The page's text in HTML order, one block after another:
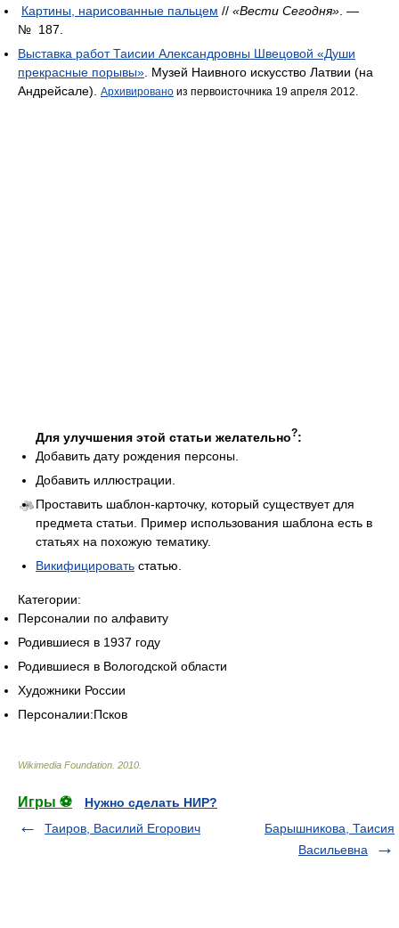
Картины, нарисованные пальцем // «Вести Сегодня» . —
№ 187.
Выставка работ Таисии Александровны Швецовой «Души
прекрасные порывы» . Музей Наивного искусство Латвии (на
Андрейсале).
Архивировано из первоисточника 19 апреля 2012.
Для улучшения этой статьи желательно?:
Добавить дату рождения персоны.
Добавить иллюстрации.
Проставить шаблон-карточку, который существует для
предмета статьи. Пример использования шаблона есть в
статьях на похожую тематику.
Викифицировать статью.
Категории:
Персоналии по алфавиту
Родившиеся в 1937 году
Родившиеся в Вологодской области
Художники России
Персоналии:Псков
Wikimedia Foundation 2010
Игры ⚽
Нужно сделать НИР?
Таиров, Василий Егорович
Барышникова, Таисия
Васильевна